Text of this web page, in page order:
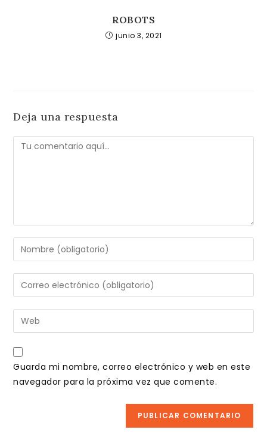
ROBOTS
junio 3, 2021
Deja una respuesta
Comentario
Introduce
tu
nombre
de
usuario
para
comentar
Introduce
tu
dirección
de
electrónico
para
comentar
Introduce
la
URL
de
Guarda mi nombre, correo electrónico y web en este
navegador para la próxima vez que comente.